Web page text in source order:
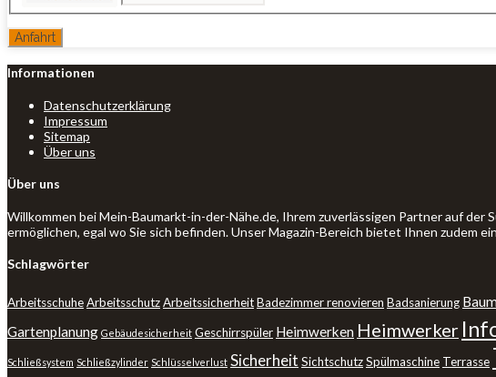
Informationen
Datenschutzerklärung
Impressum
Sitemap
Über uns
Über uns
Willkommen bei Mein-Baumarkt-in-der-Nähe.de, Ihrem zuverlässigen Partner auf
ermöglichen, egal wo Sie sich befinden. Unser Magazin-Bereich bietet Ihnen zudem
Schlagwörter
ArbeitsschuheArbeitsschutzArbeitssicherheitBadezimmer renovieren Badsanierung
Gartenplanung Gebäudesicherheit Geschirrspüler Heimwerken Heimwerker
Schließsystem Schließzylinder Schlüsselverlust Sicherheit SichtschutzSpülmaschine Terrasse